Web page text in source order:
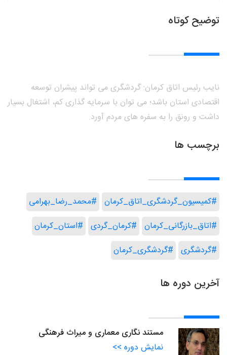
توضیح کوتاه
نایب رئیس اتاق کرمان: گردشگری می تواند پیشران توسعه
اقتصادی استان باشد؛ می توان با سرمایه گذاری کم، اشتغال بسیار
داشت و رونق را به سفره های مردم آورد.
برچسب ها
#کمیسیون_گردشگری_اتاق_کرمان #محمد_رضا_بهرامی
#اتاق_بازرگانی_کرمان #کرمان_گردی #استان_کرمان
#گردشگری #گردشگری_کرمان
آخرین دوره ها
مستند نگاری معماری و میراث فرهنگی
نمایش دوره >>